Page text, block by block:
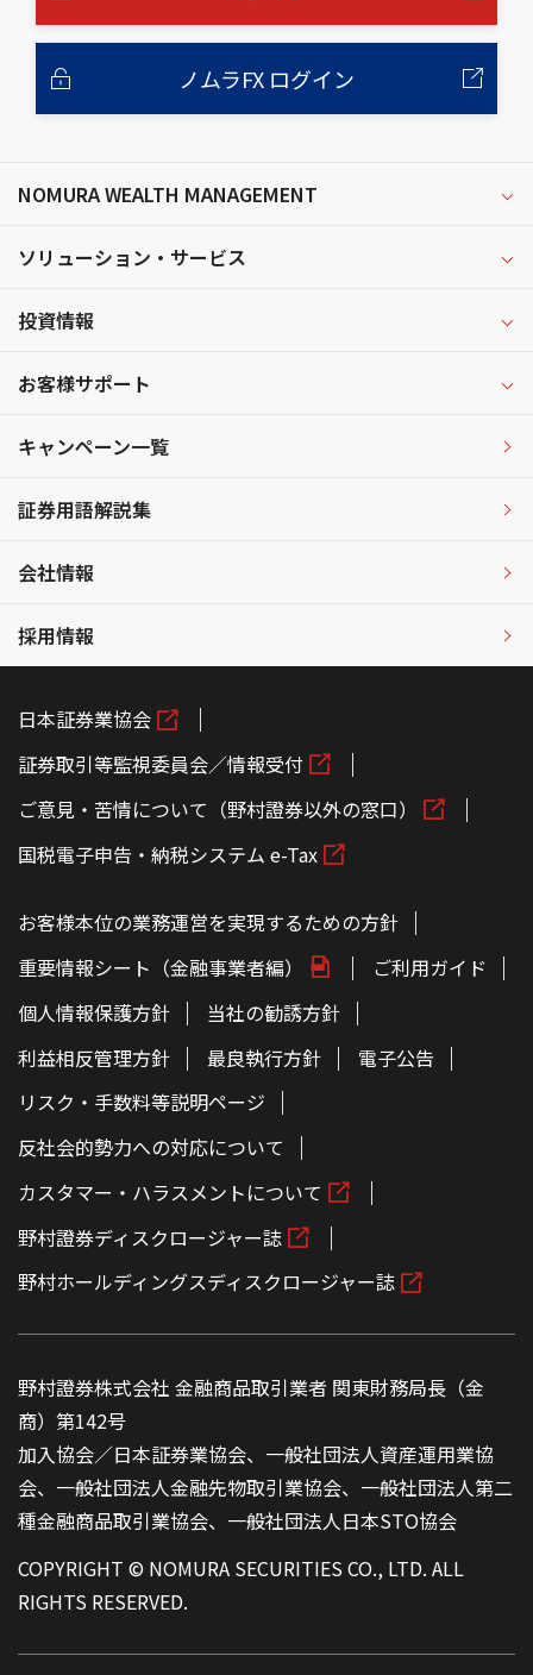
ノムラFX ログイン
NOMURA WEALTH MANAGEMENT
ソリューション・サービス
投資情報
お客様サポート
キャンペーン一覧
証券用語解説集
会社情報
採用情報
日本証券業協会
証券取引等監視委員会／情報受付
ご意見・苦情について（野村證券以外の窓口）
国税電子申告・納税システム e-Tax
お客様本位の業務運営を実現するための方針
重要情報シート（金融事業者編）
ご利用ガイド
個人情報保護方針
当社の勧誘方針
利益相反管理方針
最良執行方針
電子公告
リスク・手数料等説明ページ
反社会的勢力への対応について
カスタマー・ハラスメントについて
野村證券ディスクロージャー誌
野村ホールディングスディスクロージャー誌
野村證券株式会社 金融商品取引業者 関東財務局長（金
商）第142号
加入協会／日本証券業協会、一般社団法人資産運用業協
会、一般社団法人金融先物取引業協会、一般社団法人第二
種金融商品取引業協会、一般社団法人日本STO協会
COPYRIGHT © NOMURA SECURITIES CO., LTD. ALL
RIGHTS RESERVED.